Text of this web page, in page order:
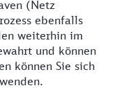
(Netz
ebenfalls
weiterhin im
und können
können Sie sich